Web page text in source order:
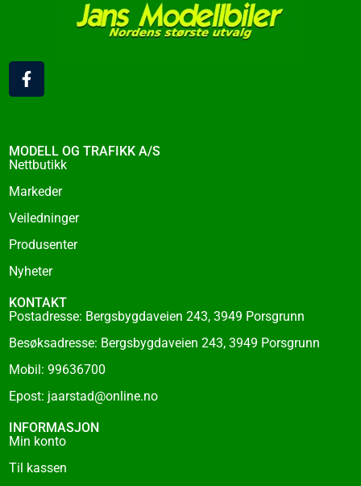
F
a
c
o
o
-
f
MODELL OG TRAFIKK A/S
Nettbutikk
Markeder
Veiledninger
Produsenter
Nyheter
KONTAKT
Postadresse: Bergsbygdaveien 243, 3949 Porsgrunn
Besøksadresse: Bergsbygdaveien 243, 3949 Porsgrunn
Mobil: 99636700
Epost: jaarstad@online.no
INFORMASJON
Min konto
Til kassen